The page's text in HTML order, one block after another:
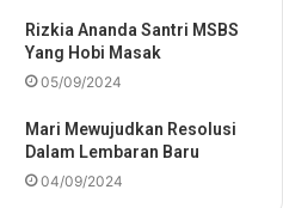
Rizkia Ananda Santri MSBS
Yang Hobi Masak
05/09/2024
Mari Mewujudkan Resolusi
Dalam Lembaran Baru
04/09/2024